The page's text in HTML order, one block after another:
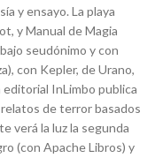
y ensayo. La playa
y Manual de Magia
seudónimo y con
con Kepler, de Urano,
editorial InLimbo publica
de terror basados
verá la luz la segunda
(con Apache Libros) y